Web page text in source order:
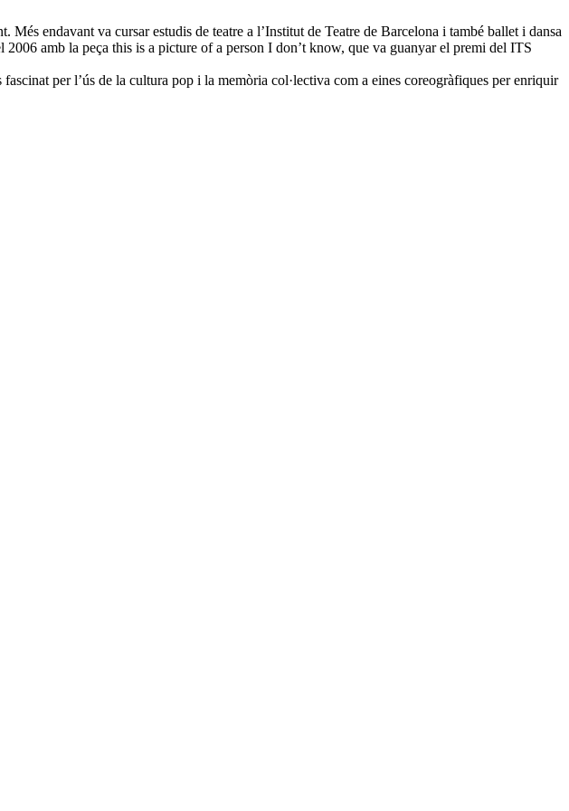
endavant va cursar estudis de teatre a l’Institut de Teatre de Barcelona i també ballet i dansa
amb la peça this is a picture of a person I don’t know, que va guanyar el premi del ITS
per l’ús de la cultura pop i la memòria col·lectiva com a eines coreogràfiques per enriquir